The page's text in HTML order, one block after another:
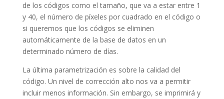
de los códigos como el tamaño, que va a estar entre 1
y 40, el número de píxeles por cuadrado en el código o
si queremos que los códigos se eliminen
automáticamente de la base de datos en un
determinado número de días.
La última parametrización es sobre la calidad del
código. Un nivel de corrección alto nos va a permitir
incluir menos información. Sin embargo, se imprimirá y